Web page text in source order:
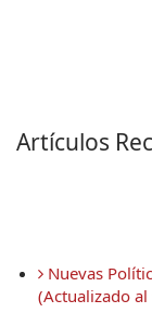
Artículos
Nuevas
(Actualizado